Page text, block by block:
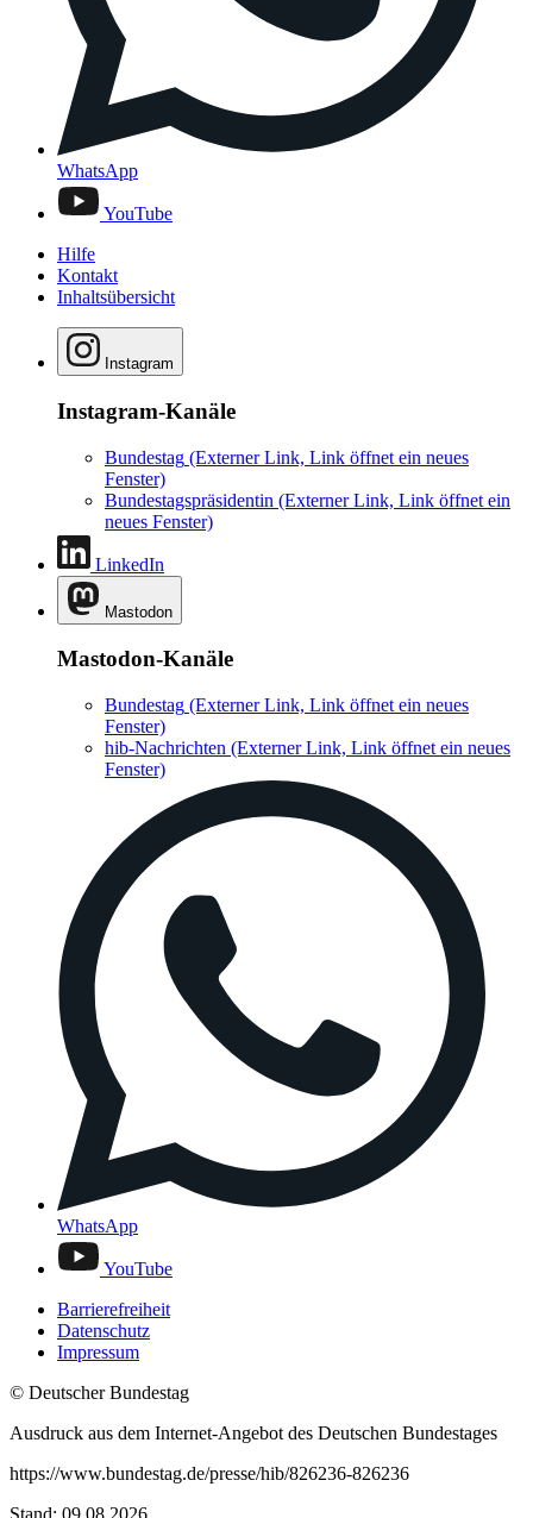
WhatsApp
YouTube
Hilfe
Kontakt
Inhaltsübersicht
Instagram
Instagram-Kanäle
Bundestag (Externer Link, Link öffnet ein neues
Fenster)
Bundestagspräsidentin (Externer Link, Link öffnet ein
neues Fenster)
LinkedIn
Mastodon
Mastodon-Kanäle
Bundestag (Externer Link, Link öffnet ein neues
Fenster)
hib-Nachrichten (Externer Link, Link öffnet ein neues
Fenster)
WhatsApp
YouTube
Barrierefreiheit
Datenschutz
Impressum
© Deutscher Bundestag
Ausdruck aus dem Internet-Angebot des Deutschen Bundestages
https://www.bundestag.de/presse/hib/826236-826236
Stand: 09.08.2026